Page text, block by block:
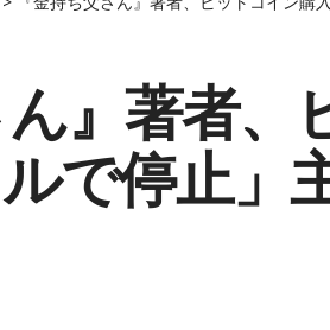
ん』著者
で停止」